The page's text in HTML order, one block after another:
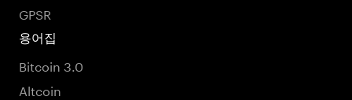
GPSR
용어집
Bitcoin 3.0
Altcoin